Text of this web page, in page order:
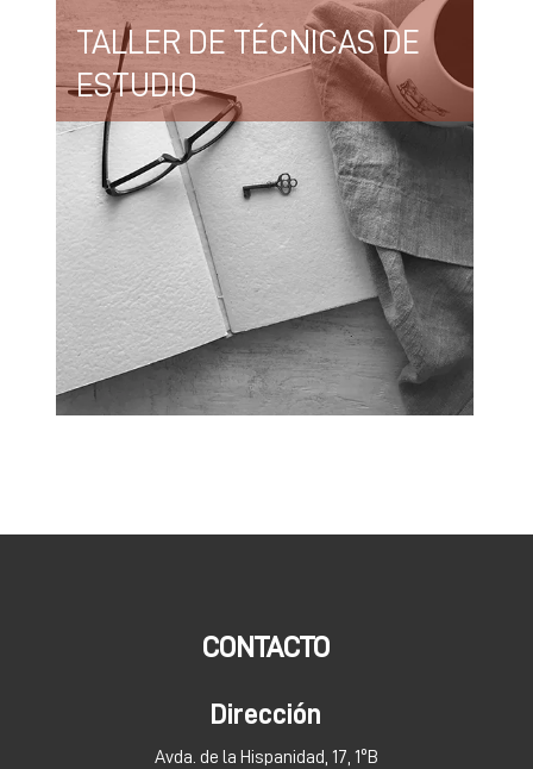
TALLER DE TÉCNICAS DE
ESTUDIO
CONTACTO
Dirección
Avda. de la Hispanidad, 17, 1ºB